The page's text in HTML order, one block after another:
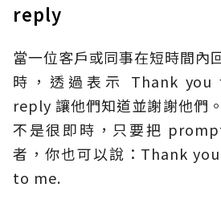
reply
當一位客戶或同事在短時間內
時，透過表示 Thank
reply 讓他們知道並謝謝他們
不是很即時，只要把
者，你也可以說：Thank
to me.